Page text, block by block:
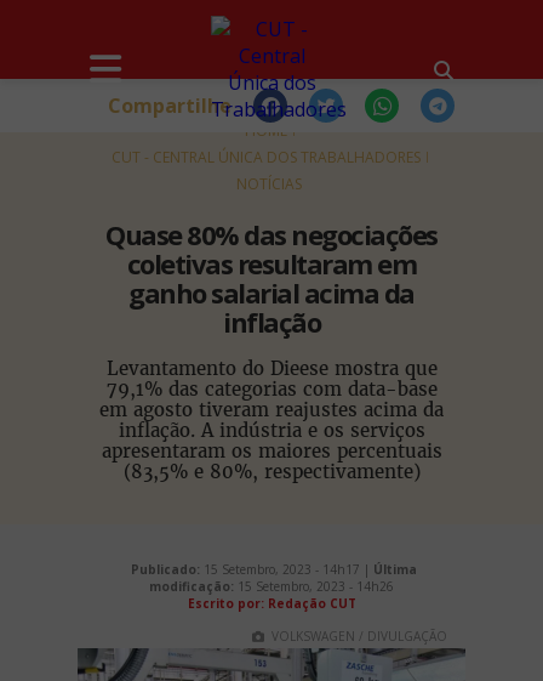
HOME
CUT - CENTRAL ÚNICA DOS TRABALHADORES
NOTÍCIAS
Quase 80% das negociações
coletivas resultaram em
ganho salarial acima da
inflação
Levantamento do Dieese mostra que
79,1% das categorias com data-base
em agosto tiveram reajustes acima da
inflação. A indústria e os serviços
apresentaram os maiores percentuais
(83,5% e 80%, respectivamente)
Compartilhe
Publicado: 15 Setembro, 2023 - 14h17 | Última
modificação: 15 Setembro, 2023 - 14h26
Escrito por: Redação CUT
VOLKSWAGEN / DIVULGAÇÃO